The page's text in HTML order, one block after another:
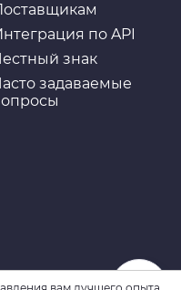
по API
знак
задаваемые